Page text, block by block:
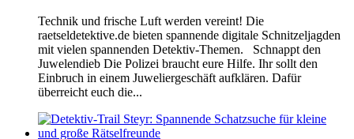
Technik und frische Luft werden vereint! Die
raetseldetektive.de bieten spannende digitale Schnitzeljagden
mit vielen spannenden Detektiv-Themen. Schnappt den
Juwelendieb Die Polizei braucht eure Hilfe. Ihr sollt den
Einbruch in einem Juweliergeschäft aufklären. Dafür
überreicht euch die...